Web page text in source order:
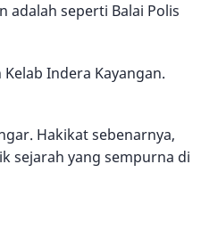
adalah seperti Balai Polis
Indera Kayangan.
Hakikat sebenarnya,
sejarah yang sempurna di